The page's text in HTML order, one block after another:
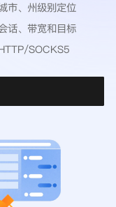
市、州级别定位
话、带宽和目标
SOCKS5